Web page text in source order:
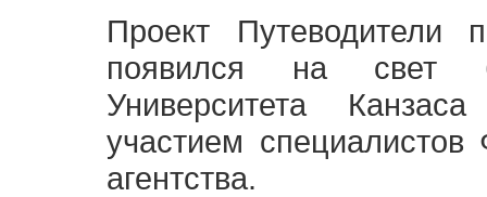
Проект Путеводители
появился на свет
Университета
участием специалистов
агентства.